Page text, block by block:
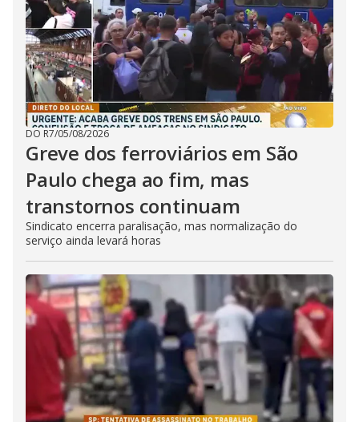
DO R7/05/08/2026
Greve dos ferroviários em São
Paulo chega ao fim, mas
transtornos continuam
Sindicato encerra paralisação, mas normalização do
serviço ainda levará horas